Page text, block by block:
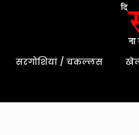
सरगोशियां / चकल्लस